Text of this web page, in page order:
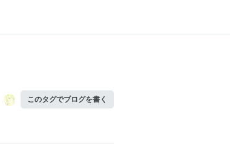
このタグでブログを書く